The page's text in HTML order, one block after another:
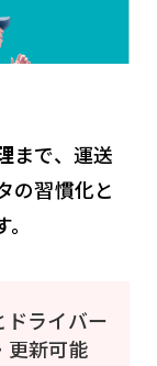
まで、運送
の習慣化と
ライバー
更新可能